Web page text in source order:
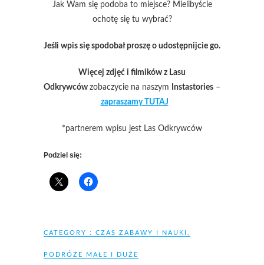
Jak Wam się podoba to miejsce? Mielibyście
ochotę się tu wybrać?
Jeśli wpis się spodobał proszę o udostępnijcie go.
Więcej zdjęć i filmików z Lasu
Odkrywców zobaczycie na naszym Instastories –
zapraszamy TUTAJ
*partnerem wpisu jest Las Odkrywców
Podziel się:
CATEGORY : CZAS ZABAWY I NAUKI
PODRÓŻE MAŁE I DUŻE